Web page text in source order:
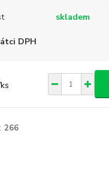
skladem
DPH
ks
266